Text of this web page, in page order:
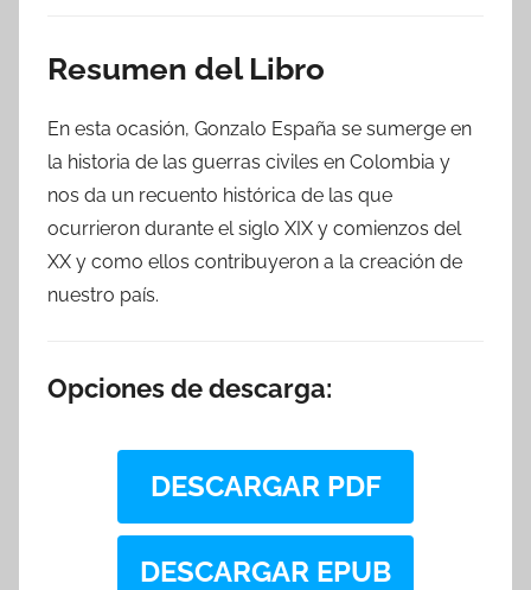
Resumen del Libro
En esta ocasión, Gonzalo España se sumerge en
la historia de las guerras civiles en Colombia y
nos da un recuento histórica de las que
ocurrieron durante el siglo XIX y comienzos del
XX y como ellos contribuyeron a la creación de
nuestro país.
Opciones de descarga:
DESCARGAR PDF
DESCARGAR EPUB